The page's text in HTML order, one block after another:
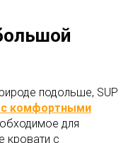
подольше, SUP
с комфортными
для
кровати с